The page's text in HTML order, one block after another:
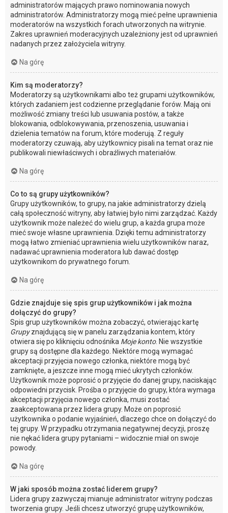
administratorów mających prawo nominowania nowych
administratorów. Administratorzy mogą mieć pełne uprawnienia
moderatorów na wszystkich forach utworzonych na witrynie.
Zakres uprawnień moderacyjnych uzależniony jest od uprawnień
nadanych przez założyciela witryny.
Na górę
Kim są moderatorzy?
Moderatorzy są użytkownikami albo też grupami użytkowników,
których zadaniem jest codzienne przeglądanie forów. Mają oni
możliwość zmiany treści lub usuwania postów, a także
blokowania, odblokowywania, przenoszenia, usuwania i
dzielenia tematów na forum, które moderują. Z reguły
moderatorzy czuwają, aby użytkownicy pisali na temat oraz nie
publikowali niewłaściwych i obraźliwych materiałów.
Na górę
Co to są grupy użytkowników?
Grupy użytkowników, to grupy, na jakie administratorzy dzielą
całą społeczność witryny, aby łatwiej było nimi zarządzać. Każdy
użytkownik może należeć do wielu grup, a każda grupa może
mieć swoje własne uprawnienia. Dzięki temu administratorzy
mogą łatwo zmieniać uprawnienia wielu użytkowników naraz,
nadawać uprawnienia moderatora lub dawać dostęp
użytkownikom do prywatnego forum.
Na górę
Gdzie znajduje się spis grup użytkowników i jak można
dołączyć do grupy?
Spis grup użytkowników można zobaczyć, otwierając kartę
Grupyznajdującą się w panelu zarządzania kontem, który
otwiera się po kliknięciu odnośnika Moje konto. Nie wszystkie
grupy są dostępne dla każdego. Niektóre mogą wymagać
akceptacji przyjęcia nowego członka, niektóre mogą być
zamknięte, a jeszcze inne mogą mieć ukrytych członków.
Użytkownik może poprosić o przyjęcie do danej grupy, naciskając
odpowiedni przycisk. Prośba o przyjęcie do grupy, która wymaga
akceptacji przyjęcia nowego członka, musi zostać
zaakceptowana przez lidera grupy. Może on poprosić
użytkownika o podanie wyjaśnień, dlaczego chce on dołączyć do
tej grupy. W przypadku otrzymania negatywnej decyzji, proszę
nie nękać lidera grupy pytaniami – widocznie miał on swoje
powody.
Na górę
W jaki sposób można zostać liderem grupy?
Lidera grupy zazwyczaj mianuje administrator witryny podczas
tworzenia grupy. Jeśli chcesz utworzyć grupę użytkowników,